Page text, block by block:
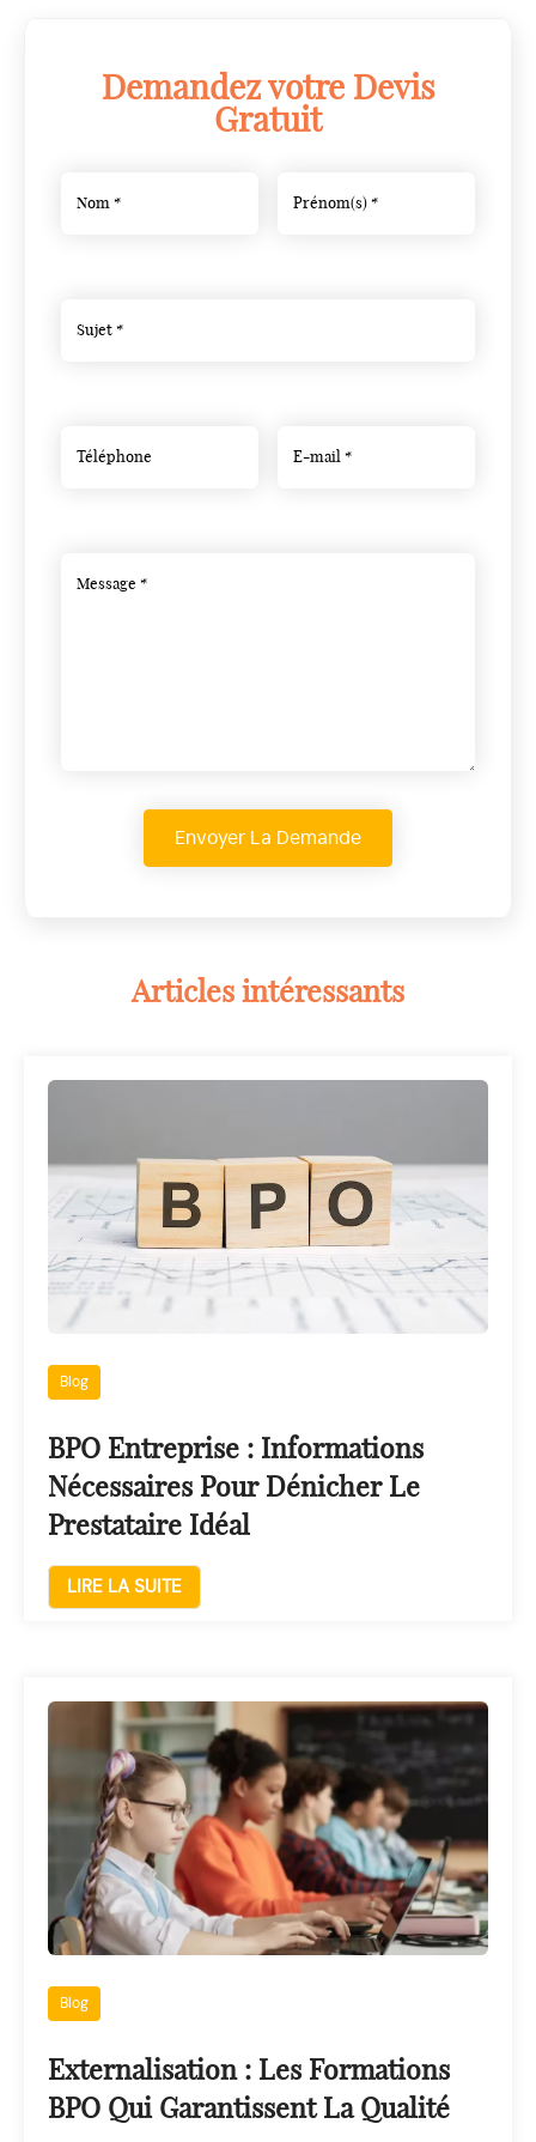
Demandez votre Devis
Gratuit
Articles intéressants
Blog
BPO Entreprise : Informations
Nécessaires Pour Dénicher Le
Prestataire Idéal
LIRE LA SUITE
Blog
Externalisation : Les Formations
BPO Qui Garantissent La Qualité